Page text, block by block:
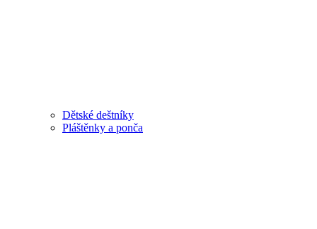
Dětské deštníky
Pláštěnky a ponča